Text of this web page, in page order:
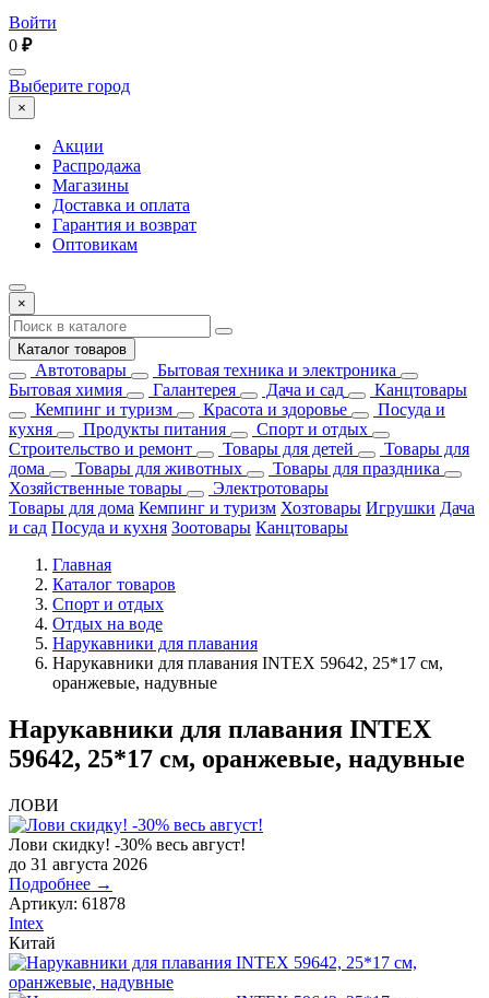
Войти
0 ₽
Выберите город
×
Акции
Распродажа
Магазины
Доставка и оплата
Гарантия и возврат
Оптовикам
×
Каталог товаров
Автотовары
Бытовая техника и электроника
Бытовая химия
Галантерея Дача и сад
Канцтовары
Кемпинг и туризм
Красота и здоровье
Посуда и
кухня
Продукты питания
Спорт и отдых
Строительство и ремонт
Товары для детей
Товары для
дома
Товары для животных
Товары для праздника
Хозяйственные товары
Электротовары
Товары для дома Кемпинг и туризм Хозтовары Игрушки Дача
и сад Посуда и кухня Зоотовары Канцтовары
Главная
Каталог товаров
Спорт и отдых
Отдых на воде
Нарукавники для плавания
Нарукавники для плавания INTEX 59642, 25*17 см,
оранжевые, надувные
Нарукавники для плавания INTEX
59642, 25*17 см, оранжевые, надувные
ЛОВИ
Лови скидку! -30% весь август!
до 31 августа 2026
Подробнее →
Артикул: 61878
Intex
Китай